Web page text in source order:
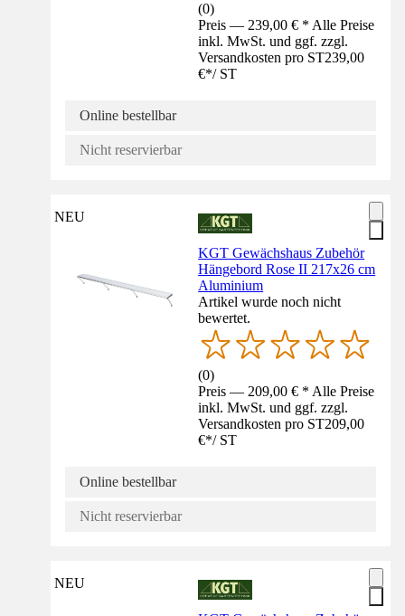
(0)
Preis — 239,00 € * Alle Preise
inkl. MwSt. und ggf. zzgl.
Versandkosten pro ST239,00
€*/ ST
Online bestellbar
Nicht reservierbar
NEU
KGT Gewächshaus Zubehör
Hängebord Rose II 217x26 cm
Aluminium
Artikel wurde noch nicht
bewertet.
(0)
Preis — 209,00 € * Alle Preise
inkl. MwSt. und ggf. zzgl.
Versandkosten pro ST209,00
€*/ ST
Online bestellbar
Nicht reservierbar
NEU